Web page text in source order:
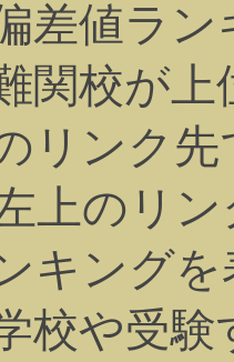
差値ラ
関校が
リンク
上のリ
キング
校や受